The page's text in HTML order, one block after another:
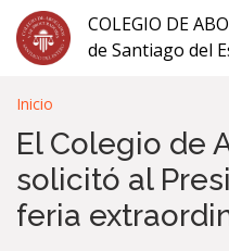
COLEGIO DE
de Santiago del
Inicio
El Colegio de
solicitó al
feria